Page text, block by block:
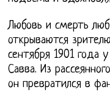
Любовь и смерть
открываются
сентября 1901 года
Савва. Из
он превратился в